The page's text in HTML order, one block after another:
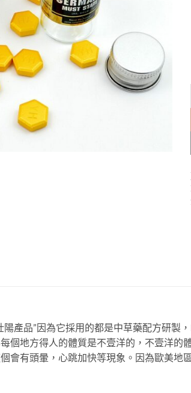
陽產品”因為它採用的都是中草藥配方研製
個地方得人的體質是不壹洋的，不壹洋
會有頭暈，心跳加快等現象。因為歐美地